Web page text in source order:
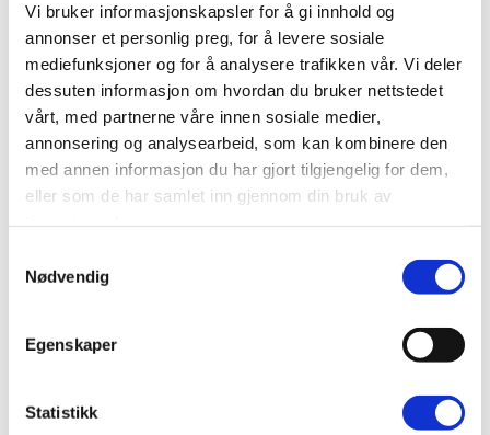
Vi bruker informasjonskapsler for å gi innhold og
annonser et personlig preg, for å levere sosiale
mediefunksjoner og for å analysere trafikken vår. Vi deler
dessuten informasjon om hvordan du bruker nettstedet
vårt, med partnerne våre innen sosiale medier,
annonsering og analysearbeid, som kan kombinere den
med annen informasjon du har gjort tilgjengelig for dem,
eller som de har samlet inn gjennom din bruk av
Nødvendig
Egenskaper
Statistikk
FAQ – Isolerende plisségardiner
Hvordan holder isolerende gardiner på varmen?
Hvordan fungerer isolerende plisségardiner?
plisségardiner?
Produktbeskrivelse